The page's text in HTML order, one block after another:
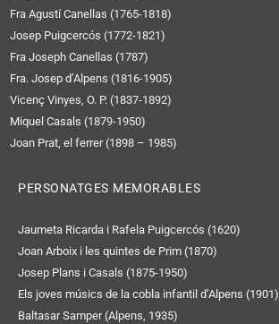
Fra Agustí Canellas (1765-1818)
Josep Puigcercós (1772-1821)
Fra Joseph Canellas (1787)
Fra. Josep d’Alpens (1816-1905)
Vicenç Vinyes, O. P. (1837-1892)
Miquel Casals (1879-1950)
Joan Prat, el ferrer (1898 – 1985)
PERSONATGES MEMORABLES
Jaumeta Ricarda i Rafela Puigcercós (1620)
Joan Arboix i les quintes de Prim (1870)
Josep Plans i Casals (1875-1950)
Els joves músics de la cobla infantil d’Alpens (1901)
Baltasar Samper (Alpens, 1935)